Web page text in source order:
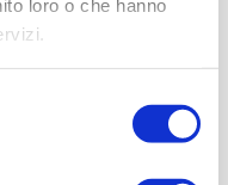
loro o che hanno